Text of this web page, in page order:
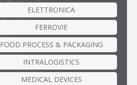
ELETTRONICA
FERROVIE
FOOD PROCESS & PACKAGING
INTRALOGISTICS
MEDICAL DEVICES